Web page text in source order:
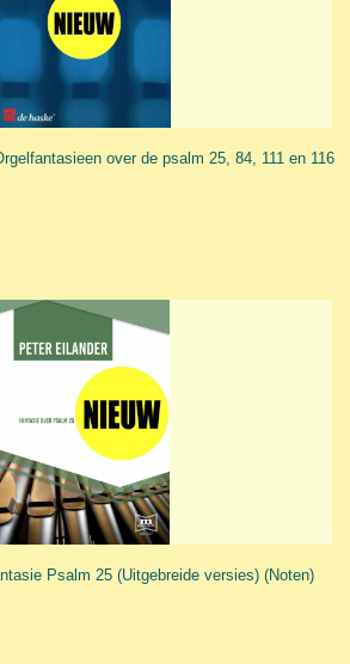
over de psalm 25, 84, 111 en 116
Psalm 25 (Uitgebreide versies) (Noten)